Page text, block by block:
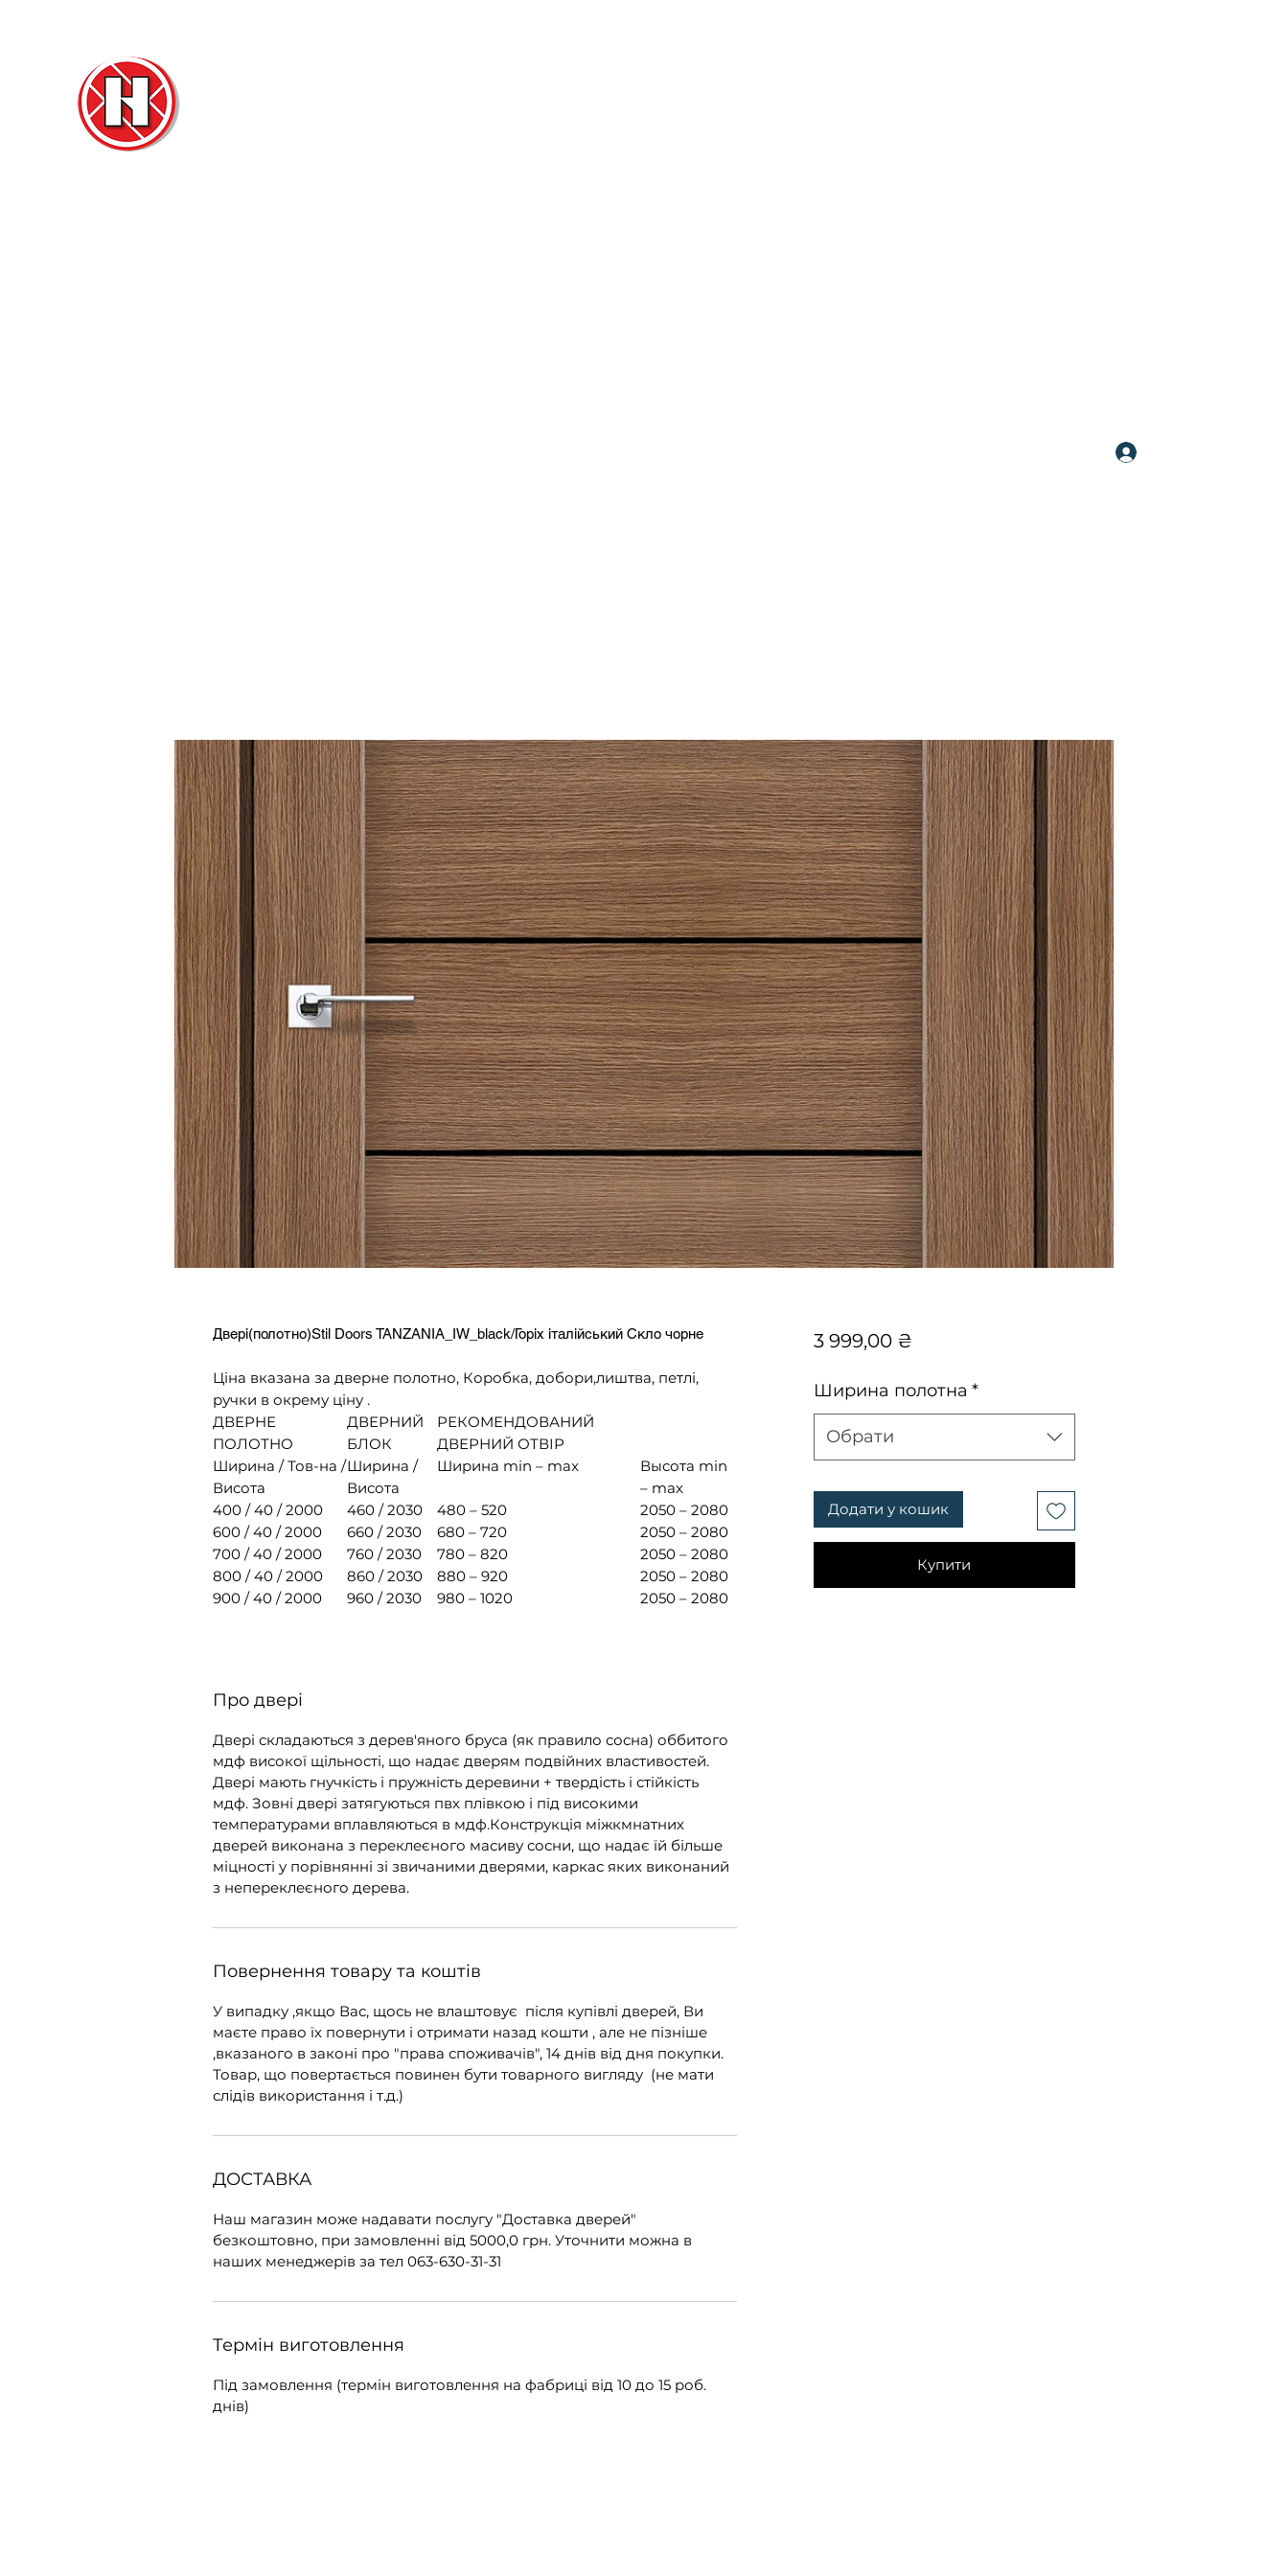
Двері(полотно)Stil Doors TANZANIA_IW_black/Горіх італійський Скло чорне
Ціна вказана за дверне полотно, Коробка, добори,лиштва, петлі,
ручки в окрему ціну .
ДВЕРНЕ
ПОЛОТНО
ДВЕРНИЙ
БЛОК
РЕКОМЕНДОВАНИЙ
ДВЕРНИЙ ОТВІР
Ширина / Тов-на /
Висота
Ширина /
Висота
Ширина min – max
Высота min
– max
400 / 40 / 2000
460 / 2030 480 – 520
2050 – 2080
600 / 40 / 2000
660 / 2030 680 – 720
2050 – 2080
700 / 40 / 2000
760 / 2030 780 – 820
2050 – 2080
800 / 40 / 2000
860 / 2030 880 – 920
2050 – 2080
900 / 40 / 2000
960 / 2030 980 – 1020 2050 – 2080
Про двері
Двері складаються з дерев'яного бруса (як правило сосна) оббитого
мдф високої щільності, що надає дверям подвійних властивостей.
Двері мають гнучкість і пружність деревини + твердість і стійкість
мдф. Зовні двері затягуються пвх плівкою і під високими
температурами вплавляються в мдф.Конструкція міжкмнатних
дверей виконана з переклеєного масиву сосни, що надає їй більше
міцності у порівнянні зі звичаними дверями, каркас яких виконаний
з непереклеєного дерева.
Повернення товару та коштів
У випадку ,якщо Вас, щось не влаштовує після купівлі дверей, Ви
маєте право їх повернути і отримати назад кошти , але не пізніше
,вказаного в законі про "права споживачів", 14 днів від дня покупки.
Товар, що повертається повинен бути товарного вигляду (не мати
слідів використання і т.д.)
ДОСТАВКА
Наш магазин може надавати послугу "Доставка дверей"
безкоштовно, при замовленні від 5000,0 грн. Уточнити можна в
наших менеджерів за тел 063-630-31-31
Термін виготовлення
Під замовлення (термін виготовлення на фабриці від 10 до 15 роб.
днів)
3 999,00 ₴
Ширина полотна *
Обрати
Додати у кошик
Купити